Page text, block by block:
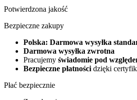
Potwierdzona jakość
Bezpieczne zakupy
Polska: Darmowa wysyłka
Darmowa wysyłka zwrotna
Pracujemy świadomie pod
Bezpieczne płatności dzięki
Płać bezpiecznie